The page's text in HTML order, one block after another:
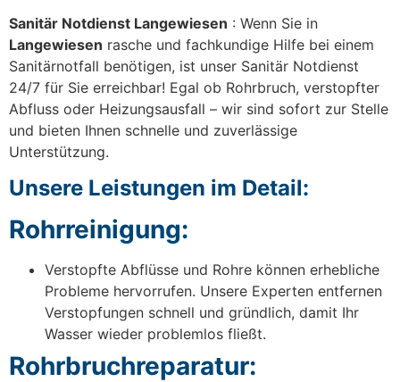
Sanitär Notdienst Langewiesen : Wenn Sie in
Langewiesen rasche und fachkundige Hilfe bei einem
Sanitärnotfall benötigen, ist unser Sanitär Notdienst
24/7 für Sie erreichbar! Egal ob Rohrbruch, verstopfter
Abfluss oder Heizungsausfall – wir sind sofort zur Stelle
und bieten Ihnen schnelle und zuverlässige
Unterstützung.
Unsere Leistungen im Detail:
Rohrreinigung:
Verstopfte Abflüsse und Rohre können erhebliche
Probleme hervorrufen. Unsere Experten entfernen
Verstopfungen schnell und gründlich, damit Ihr
Wasser wieder problemlos fließt.
Rohrbruchreparatur: